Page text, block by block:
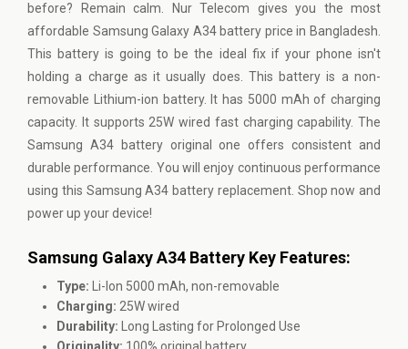
before? Remain calm. Nur Telecom gives you the most
affordable Samsung Galaxy A34 battery price in Bangladesh.
This battery is going to be the ideal fix if your phone isn't
holding a charge as it usually does. This battery is a non-
removable Lithium-ion battery. It has 5000 mAh of charging
capacity. It supports 25W wired fast charging capability. The
Samsung A34 battery original one offers consistent and
durable performance. You will enjoy continuous performance
using this Samsung A34 battery replacement. Shop now and
power up your device!
Samsung Galaxy A34 Battery Key Features:
Type: Li-Ion 5000 mAh, non-removable
Charging: 25W wired
Durability: Long Lasting for Prolonged Use